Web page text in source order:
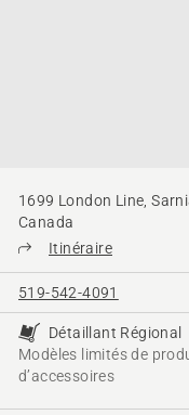
1699 London Line,
Canada
Itinéraire
519-542-4091
Détaillant Régional
Modèles limités de
d’accessoires